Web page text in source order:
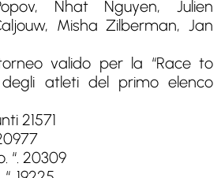
Nhat Nguyen, Julien
Misha Zilberman, Jan
valido per la “Race to
degli atleti del primo elenco
21571
“. 20309